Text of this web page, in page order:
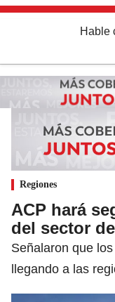
Hable
Regiones
ACP hará
del sector
Señalaron que
llegando a las